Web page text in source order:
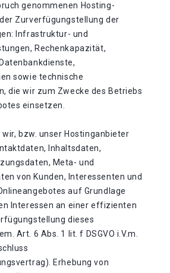
genommenen Hosting-
Zurverfügungstellung der
Infrastruktur- und
Rechenkapazität,
sowie technische
die wir zum Zwecke des Betriebs
einsetzen.
bzw. unser Hostinganbieter
Inhaltsdaten,
Meta- und
von Kunden, Interessenten und
auf Grundlage
Interessen an einer effizienten
dieses
Art. 6 Abs. 1 lit. f DSGVO i.V.m.
Erhebung von